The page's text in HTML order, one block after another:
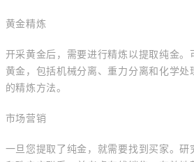
黄金精炼
开采黄金后，需要进行精炼以提取纯金。
黄金，包括机械分离、重力分离和化学处
的精炼方法。
市场营销
一旦您提取了纯金，就需要找到买家。研